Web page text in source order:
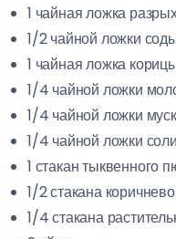
1 чайная ложка
1/2 чайной ложки
1 чайная ложка
1/4 чайной ложки
1/4 чайной ложки
1/4 чайной ложки соли
1 стакан тыквенного
1/2 стакана
1/4 стакана